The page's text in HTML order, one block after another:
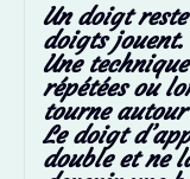
Un doigt
doigts jouent.
Une
répétées ou
tourne
Le doigt
double et ne